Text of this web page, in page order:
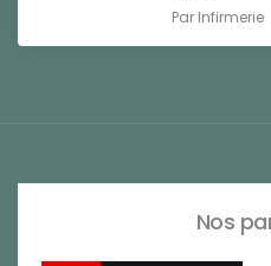
Par Infirmerie
Nos